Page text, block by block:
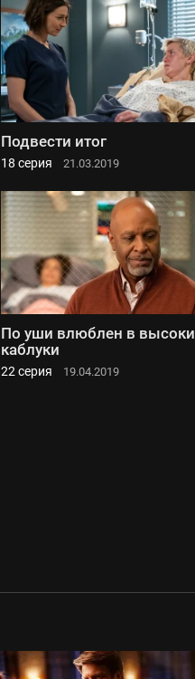
Подвести итог
18 серия 21.03.2019
По уши влюблен в
каблуки
22 серия 19.04.2019